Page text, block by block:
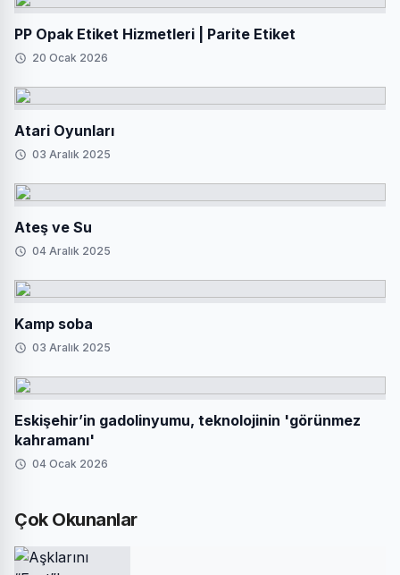
PP Opak Etiket Hizmetleri | Parite Etiket
20 Ocak 2026
Atari Oyunları
03 Aralık 2025
Ateş ve Su
04 Aralık 2025
Kamp soba
03 Aralık 2025
Eskişehir’in gadolinyumu, teknolojinin 'görünmez
kahramanı'
04 Ocak 2026
Çok Okunanlar